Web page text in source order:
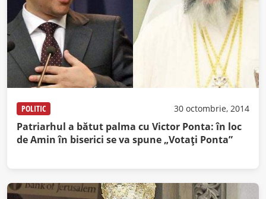
POLITIC 30 octombrie, 2014
Patriarhul a bătut palma cu Victor Ponta: în loc
de Amin în biserici se va spune „Votați Ponta”